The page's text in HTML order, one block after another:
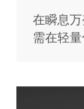
在瞬息
需在轻